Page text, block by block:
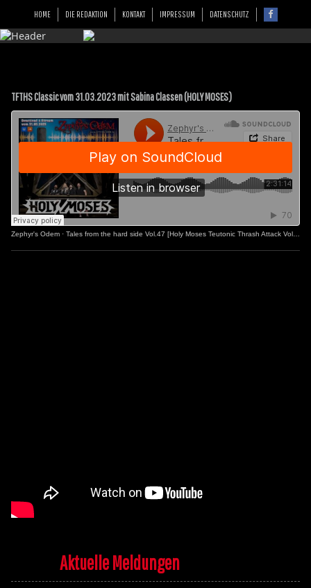
HOME DIE REDAKTION KONTAKT IMPRESSUM DATENSCHUTZ
TFTHS Classic vom 31.03.2023 mit Sabina Classen (HOLY MOSES)
Zephyr's Odem · Tales from the hard side Vol.47 [Holy Moses Teutonic Thrash Attack Vol.2]
Aktuelle Meldungen